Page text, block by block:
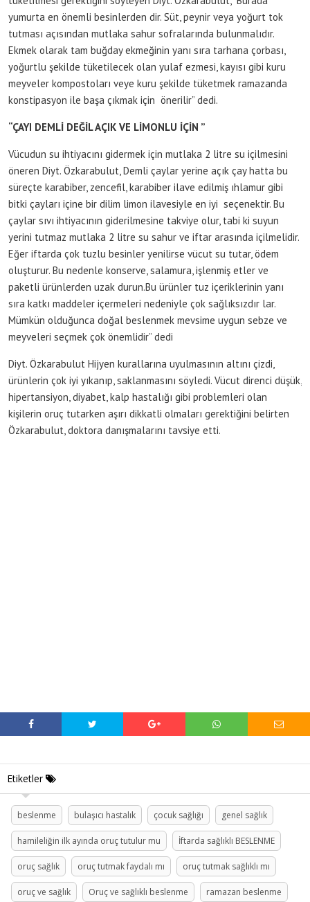
yumurta en önemli besinlerden dir. Süt, peynir veya yoğurt tok
tutması açısından mutlaka sahur sofralarında bulunmalıdır.
Ekmek olarak tam buğday ekmeğinin yanı sıra tarhana çorbası,
yoğurtlu şekilde tüketilecek olan yulaf ezmesi, kayısı gibi kuru
meyveler kompostoları veye kuru şekilde tüketmek ramazanda
konstipasyon ile başa çıkmak için önerilir” dedi.
“ÇAYI DEMLİ DEĞİL AÇIK VE LİMONLU İÇİN ”
Vücudun su ihtiyacını gidermek için mutlaka 2 litre su içilmesini
öneren Diyt. Özkarabulut, Demli çaylar yerine açık çay hatta bu
süreçte karabiber, zencefil, karabiber ilave edilmiş ıhlamur gibi
bitki çayları içine bir dilim limon ilavesiyle en iyi seçenektir. Bu
çaylar sıvı ihtiyacının giderilmesine takviye olur, tabi ki suyun
yerini tutmaz mutlaka 2 litre su sahur ve iftar arasında içilmelidir.
Eğer iftarda çok tuzlu besinler yenilirse vücut su tutar, ödem
oluşturur. Bu nedenle konserve, salamura, işlenmiş etler ve
paketli ürünlerden uzak durun.Bu ürünler tuz içeriklerinin yanı
sıra katkı maddeler içermeleri nedeniyle çok sağlıksızdır lar.
Mümkün olduğunca doğal beslenmek mevsime uygun sebze ve
meyveleri seçmek çok önemlidir” dedi
Diyt. Özkarabulut Hijyen kurallarına uyulmasının altını çizdi,
ürünlerin çok iyi yıkanıp, saklanmasını söyledi. Vücut direnci düşük,
hipertansiyon, diyabet, kalp hastalığı gibi problemleri olan
kişilerin oruç tutarken aşırı dikkatli olmaları gerektiğini belirten
Özkarabulut, doktora danışmalarını tavsiye etti.
Etiketler
beslenme bulaşıcı hastalık çocuk sağlığı genel sağlık
hamileliğin ilk ayında oruç tutulur mu İftarda sağlıklı BESLENME
oruç sağlık oruç tutmak faydalı mı oruç tutmak sağlıklı mı
oruç ve sağlık Oruç ve sağlıklı beslenme ramazan beslenme